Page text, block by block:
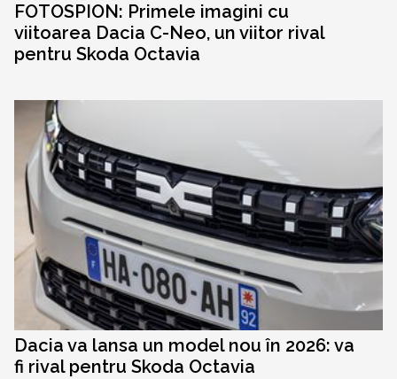
FOTOSPION: Primele imagini cu
viitoarea Dacia C-Neo, un viitor rival
pentru Skoda Octavia
Dacia va lansa un model nou în 2026: va
fi rival pentru Skoda Octavia